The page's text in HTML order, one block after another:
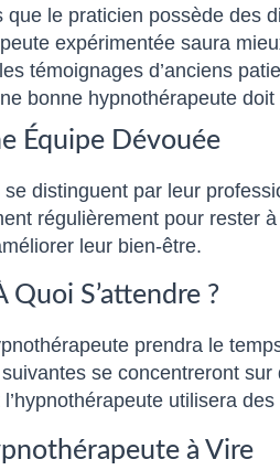
que le praticien possède des
expérimentée saura
témoignages d’anciens
bonne hypnothérapeute
Équipe Dévouée
distinguent par leur
régulièrement pour rester
leur bien-être.
Quoi S’attendre ?
prendra le
se concentreront
utilisera
à Vire